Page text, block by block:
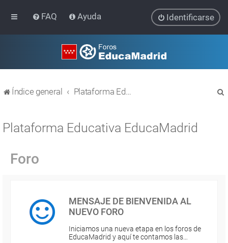
FAQ Ayuda Identificarse
Índice general Plataforma Educativa EducaMadrid
Plataforma Educativa EducaMadrid
Foro
MENSAJE DE BIENVENIDA AL
NUEVO FORO
Iniciamos una nueva etapa en los foros de
EducaMadrid y aquí te contamos las…